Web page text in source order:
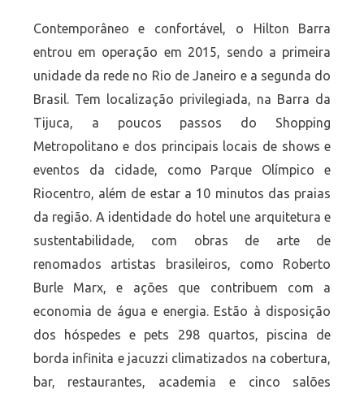
Contemporâneo e confortável, o Hilton Barra
entrou em operação em 2015, sendo a primeira
unidade da rede no Rio de Janeiro e a segunda do
Brasil. Tem localização privilegiada, na Barra da
Tijuca, a poucos passos do Shopping
Metropolitano e dos principais locais de shows e
eventos da cidade, como Parque Olímpico e
Riocentro, além de estar a 10 minutos das praias
da região. A identidade do hotel une arquitetura e
sustentabilidade, com obras de arte de
renomados artistas brasileiros, como Roberto
Burle Marx, e ações que contribuem com a
economia de água e energia. Estão à disposição
dos hóspedes e pets 298 quartos, piscina de
borda infinita e jacuzzi climatizados na cobertura,
bar, restaurantes, academia e cinco salões